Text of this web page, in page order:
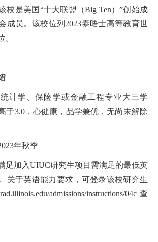
校是美国“十大联盟（Big Ten）”创始成
成员。该校位列2023泰晤士高等教育世
。
计学、保险学或金融工程专业大三学
于3.0，心健康，品学兼优，无尚未解除
年秋季
足加入UIUC研究生项目需满足的最低英
关于英语能力要求，可登录该校研究生
admissions/instructions/04c查